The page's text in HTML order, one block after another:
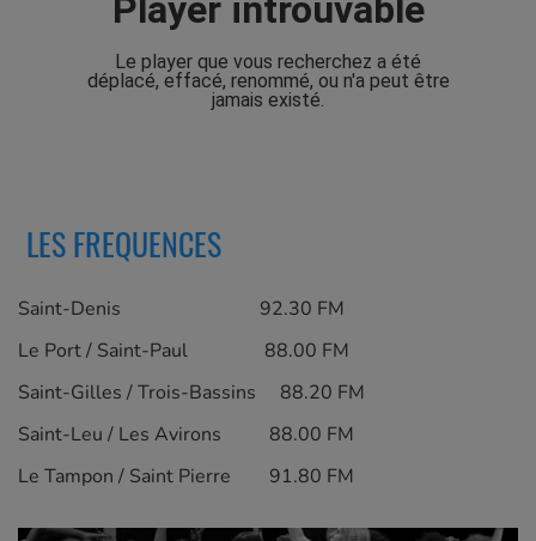
LES FREQUENCES
Saint-Denis 92.30 FM
Le Port / Saint-Paul 88.00 FM
Saint-Gilles / Trois-Bassins 88.20 FM
Saint-Leu / Les Avirons 88.00 FM
Le Tampon / Saint Pierre 91.80 FM